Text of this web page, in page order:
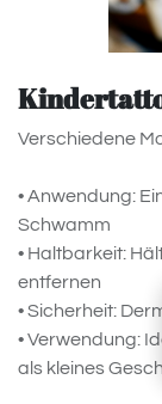
Verschiedene
• Anwendung:
Schwamm
• Haltbarkeit:
entfernen
• Sicherheit:
• Verwendung:
als kleines